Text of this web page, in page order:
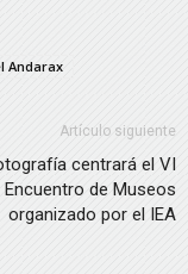
Andarax
Artículo siguiente
centrará el VI
Encuentro de Museos
organizado por el IEA